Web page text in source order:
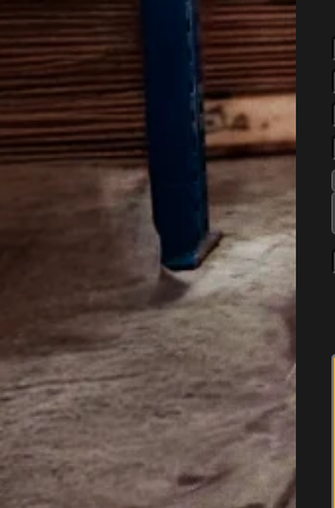
fordi de
arter går
mod
hurtigt,
blandede
der også
til
samt